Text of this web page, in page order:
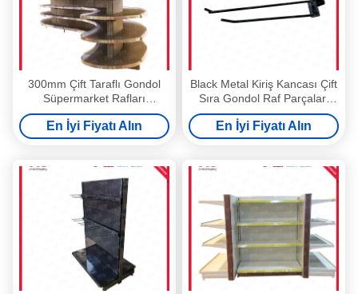
300mm Çift Taraflı Gondol
Süpermarket Rafları
ISO9001 Yarım Daire Ayaklı
Raf
En İyi Fiyatı Alın
Black Metal Kiriş Kancası Çift
Sıra Gondol Raf Parçaları
250mm 300mm 350mm
En İyi Fiyatı Alın